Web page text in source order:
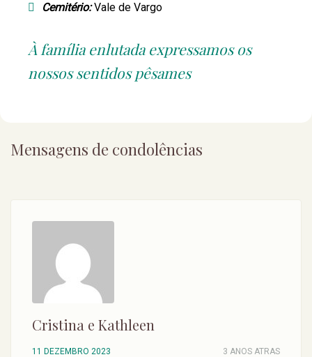
Cemitério:Vale de Vargo
À família enlutada expressamos os
nossos sentidos pêsames
Mensagens de condolências
Cristina e Kathleen
11 DEZEMBRO 2023 3 ANOS ATRAS